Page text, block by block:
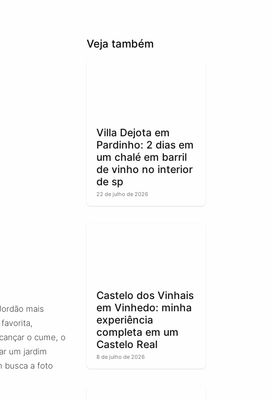
mais
o cume, o
um jardim
busca a foto
Veja também
Villa Dejota em
Pardinho: 2 dias em
um chalé em barril
de vinho no interior
de sp
22 de julho de 2026
Castelo dos Vinhais
em Vinhedo: minha
experiência
completa em um
Castelo Real
8 de julho de 2026